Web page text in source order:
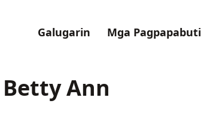
Galugarin Mga
Ann